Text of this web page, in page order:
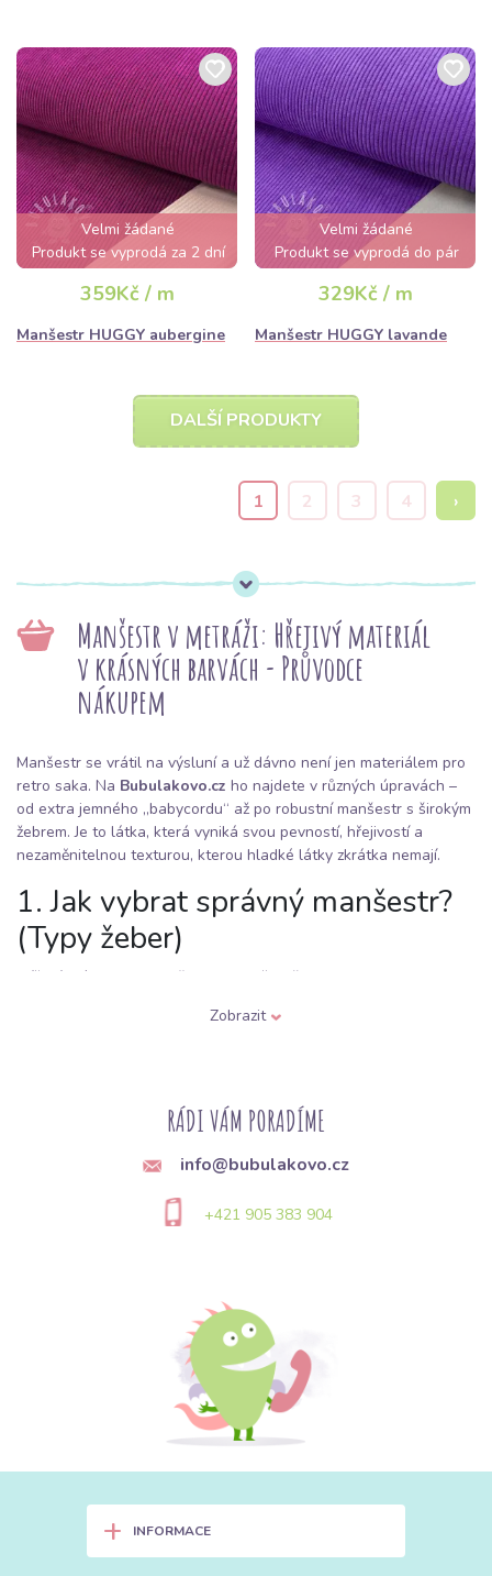
Velmi žádané
Produkt se vyprodá za 2 dní
359Kč / m
Manšestr HUGGY aubergine
Velmi žádané
Produkt se vyprodá do pár
hodin
329Kč / m
Manšestr HUGGY lavande
DALŠÍ PRODUKTY
1 2 3 4 ›
Manšestr v metráži: Hřejivý materiál
v krásných barvách - Průvodce
nákupem
Manšestr se vrátil na výsluní a už dávno není jen materiálem pro
retro saka. Na Bubulakovo.cz ho najdete v různých úpravách –
od extra jemného „babycordu“ až po robustní manšestr s širokým
žebrem. Je to látka, která vyniká svou pevností, hřejivostí a
nezaměnitelnou texturou, kterou hladké látky zkrátka nemají.
1. Jak vybrat správný manšestr?
(Typy žeber)
Klíčovým údajem u manšestru je počet „žeber“ na jeden palec
látka poddajnější. Nabídka Bubulakova se zaměřuje na
Jemný manšestr (Babycord):Má velmi hustá a úzká žebra
na palec). Je měkký, lehký a ideální na dětské
oblečení, košile nebo jemné doplňky.
Klasika (obvykle
sukně a saka. Nabízí vyvážený poměr mezi odolností a elegancí.
oděvy, tašky nebo interiérové doplňky.
2. Inspirace pro šití: Kde všude
manšestr zazáří?
školce nebo na pískovišti dají zabrat každé látce. Manšestr je díky
své husté vazbě téměř nezničitelný.
Lacláče a kalhoty:
Zobrazit
RÁDI VÁM PORADÍME
info@bubulakovo.cz
+421 905 383 904
+ INFORMACE